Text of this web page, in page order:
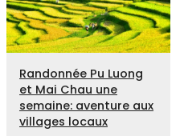
Randonnée Pu Luong
et Mai Chau une
semaine: aventure aux
villages locaux